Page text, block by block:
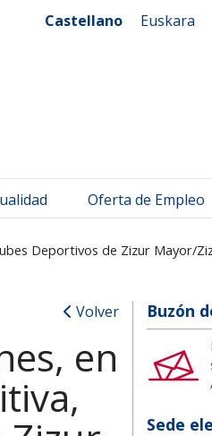
Castellano Euskara
Oferta de Empleo
Deportivos de Zizur Mayor/
Volver
en
Buzón
Sede